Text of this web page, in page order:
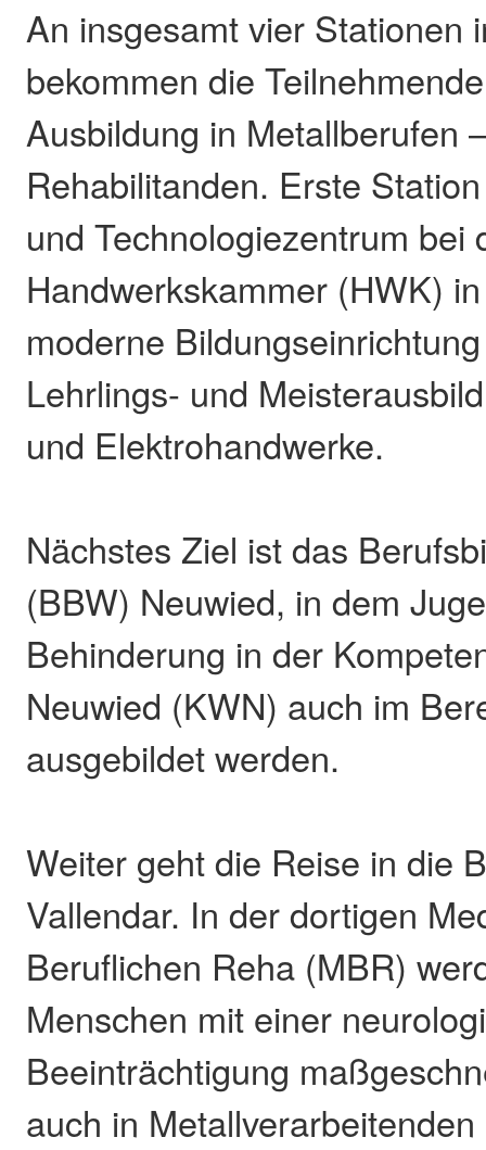
An insgesamt vier Stationen
bekommen die
Ausbildung in Metallberufen
Rehabilitanden. Erste
und Technologiezentrum bei
Handwerkskammer (HWK)
moderne
Lehrlings- und
und Elektrohandwerke.
Nächstes Ziel ist das
(BBW) Neuwied, in dem
Behinderung in der
Neuwied (KWN) auch im
ausgebildet werden.
Weiter geht die Reise in die
Vallendar. In der dortigen
Beruflichen Reha (MBR)
Menschen mit einer
Beeinträchtigung
auch in